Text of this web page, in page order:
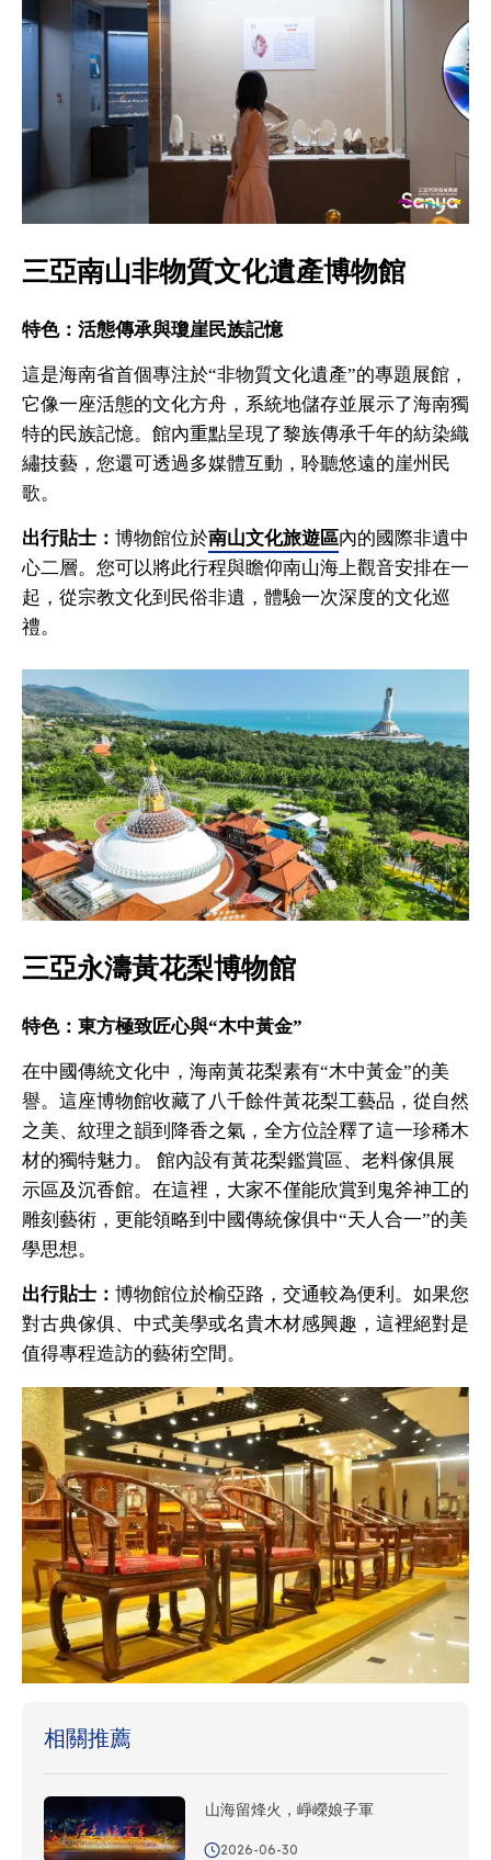
三亞南山非物質文化遺產博物館
特色：活態傳承與瓊崖民族記憶
這是海南省首個專注於“非物質文化遺產”的專題展館，
它像一座活態的文化方舟，系統地儲存並展示了海南獨
特的民族記憶。館內重點呈現了黎族傳承千年的紡染織
繡技藝，您還可透過多媒體互動，聆聽悠遠的崖州民
歌。
出行貼士： 博物館位於南山文化旅遊區內的國際非遺中
心二層。您可以將此行程與瞻仰南山海上觀音安排在一
起，從宗教文化到民俗非遺，體驗一次深度的文化巡
禮。
三亞永濤黃花梨博物館
特色：東方極致匠心與“木中黃金”
在中國傳統文化中，海南黃花梨素有“木中黃金”的美
譽。這座博物館收藏了八千餘件黃花梨工藝品，從自然
之美、紋理之韻到降香之氣，全方位詮釋了這一珍稀木
材的獨特魅力。 館內設有黃花梨鑑賞區、老料傢俱展
示區及沉香館。在這裡，大家不僅能欣賞到鬼斧神工的
雕刻藝術，更能領略到中國傳統傢俱中“天人合一”的美
學思想。
出行貼士： 博物館位於榆亞路，交通較為便利。如果您
對古典傢俱、中式美學或名貴木材感興趣，這裡絕對是
值得專程造訪的藝術空間。
相關推薦
山海留烽火，崢嶸娘子軍
2026-06-30